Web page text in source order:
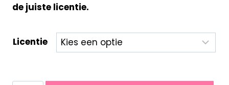
de juiste licentie.
Licentie